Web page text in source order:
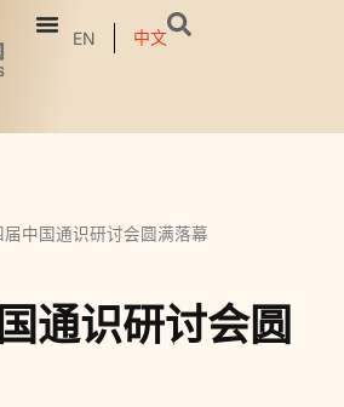
EN 中文
届中国通识研讨会圆满落幕
通识研讨会圆